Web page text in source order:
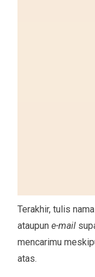
Terakhir, tulis
ataupun e-mail
mencarimu
atas.